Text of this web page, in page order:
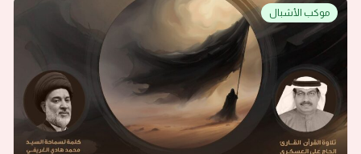
موكب الأشبال